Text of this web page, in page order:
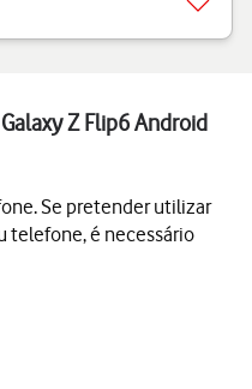
Z Flip6 Android
Se pretender utilizar
telefone, é necessário